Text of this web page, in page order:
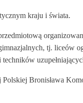
kraju i świata.
tj. liceów
Bronisława